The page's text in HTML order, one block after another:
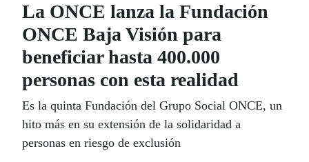
La ONCE lanza la Fundación
ONCE Baja Visión para
beneficiar hasta 400.000
personas con esta realidad
Es la quinta Fundación del Grupo Social ONCE, un
hito más en su extensión de la solidaridad a
personas en riesgo de exclusión